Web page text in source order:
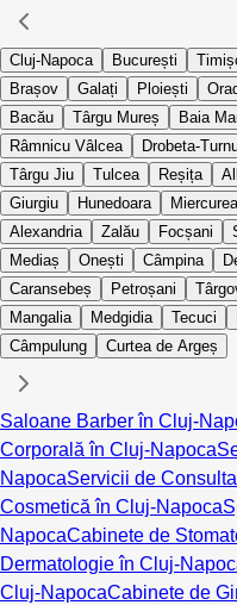
Cluj-Napoca București
Brașov
Galați Ploiești
Bacău
Târgu Mureș Baia
Râmnicu Vâlcea
Drobeta-
Târgu Jiu
Tulcea Reșița
Giurgiu
Hunedoara
Alexandria
Zalău Focșani
Mediaș
Onești Câmpina
Caransebeș
Petroșani
Mangalia
Medgidia Tecuci
Câmpulung
Curtea de Argeș
Saloane Barber în Cluj-
Corporală în Cluj-Napoca
NapocaServicii de
Cosmetică în Cluj-Napoca
NapocaCabinete de
Dermatologie în Cluj-
Cluj-NapocaCabinete de